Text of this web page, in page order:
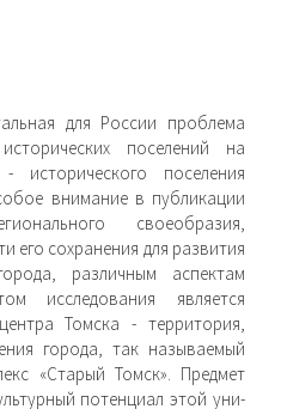
для России проблема
поселений на
поселения
внимание в публикации
своеобразия,
его сохранения для развития
различным аспектам
исследования является
Томска - террито­рия,
города, так называемый
«Старый Томск». Предмет
потенциал этой уни­